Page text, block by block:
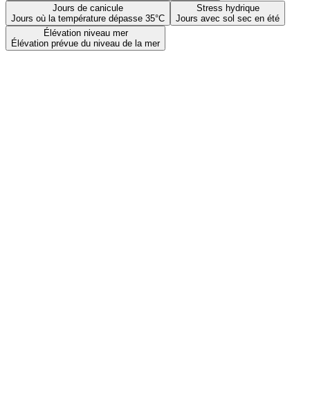
Jours de canicule
Jours où la température dépasse 35°C
Stress hydrique
Jours avec sol sec en été
Élévation niveau mer
Élévation prévue du niveau de la mer